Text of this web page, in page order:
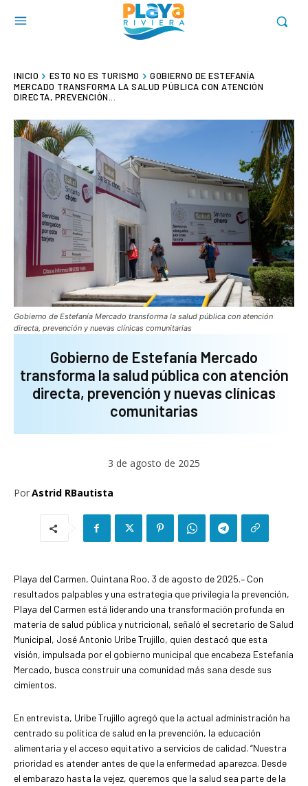
INICIO ESTO NO ES TURISMO
GOBIERNO DE ESTEFANÍA
MERCADO TRANSFORMA LA SALUD PÚBLICA CON ATENCIÓN
DIRECTA, PREVENCIÓN...
Gobierno de Estefanía Mercado transforma la salud pública con atención
directa, prevención y nuevas clínicas comunitarias
Gobierno de Estefanía Mercado
transforma la salud pública con atención
directa, prevención y nuevas clínicas
comunitarias
3 de agosto de 2025
PorAstrid RBautista
Playa del Carmen, Quintana Roo, 3 de agosto de 2025.– Con
resultados palpables y una estrategia que privilegia la prevención,
Playa del Carmen está liderando una transformación profunda en
materia de salud pública y nutricional, señaló el secretario de Salud
Municipal, José Antonio Uribe Trujillo, quien destacó que esta
visión, impulsada por el gobierno municipal que encabeza Estefanía
Mercado, busca construir una comunidad más sana desde sus
cimientos.
En entrevista, Uribe Trujillo agregó que la actual administración ha
centrado su política de salud en la prevención, la educación
alimentaria y el acceso equitativo a servicios de calidad. “Nuestra
prioridad es atender antes de que la enfermedad aparezca. Desde
el embarazo hasta la vejez, queremos que la salud sea parte de la